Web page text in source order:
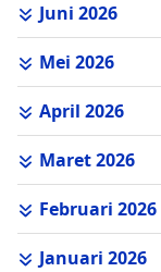
Juni 2026
Mei 2026
April 2026
Maret 2026
Februari 2026
Januari 2026